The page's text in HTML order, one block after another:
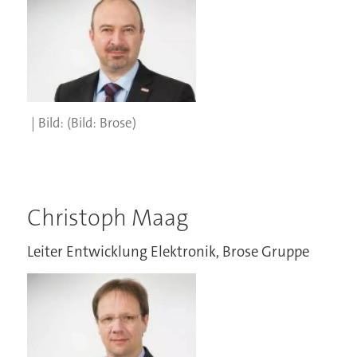
(Bild: Brose)
Christoph Maag
Leiter Entwicklung Elektronik, Brose Gruppe